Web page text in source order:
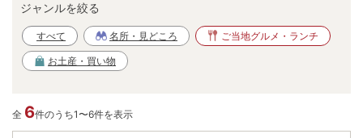
ジャンルを絞る
すべて 名所・見どころ ご当地グルメ・ランチ
お土産・買い物
全 6件のうち1〜6件を表示